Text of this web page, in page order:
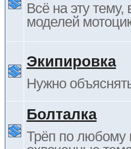
Всё на эту тему,
моделей
Экипировка
Нужно
Болталка
Трёп по любому